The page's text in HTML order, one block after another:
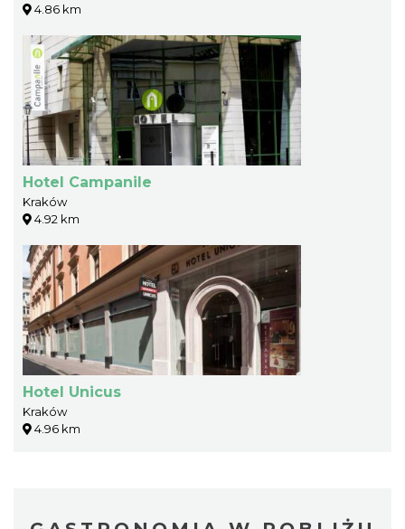
4.86 km
Hotel Campanile
Kraków
4.92 km
Hotel Unicus
Kraków
4.96 km